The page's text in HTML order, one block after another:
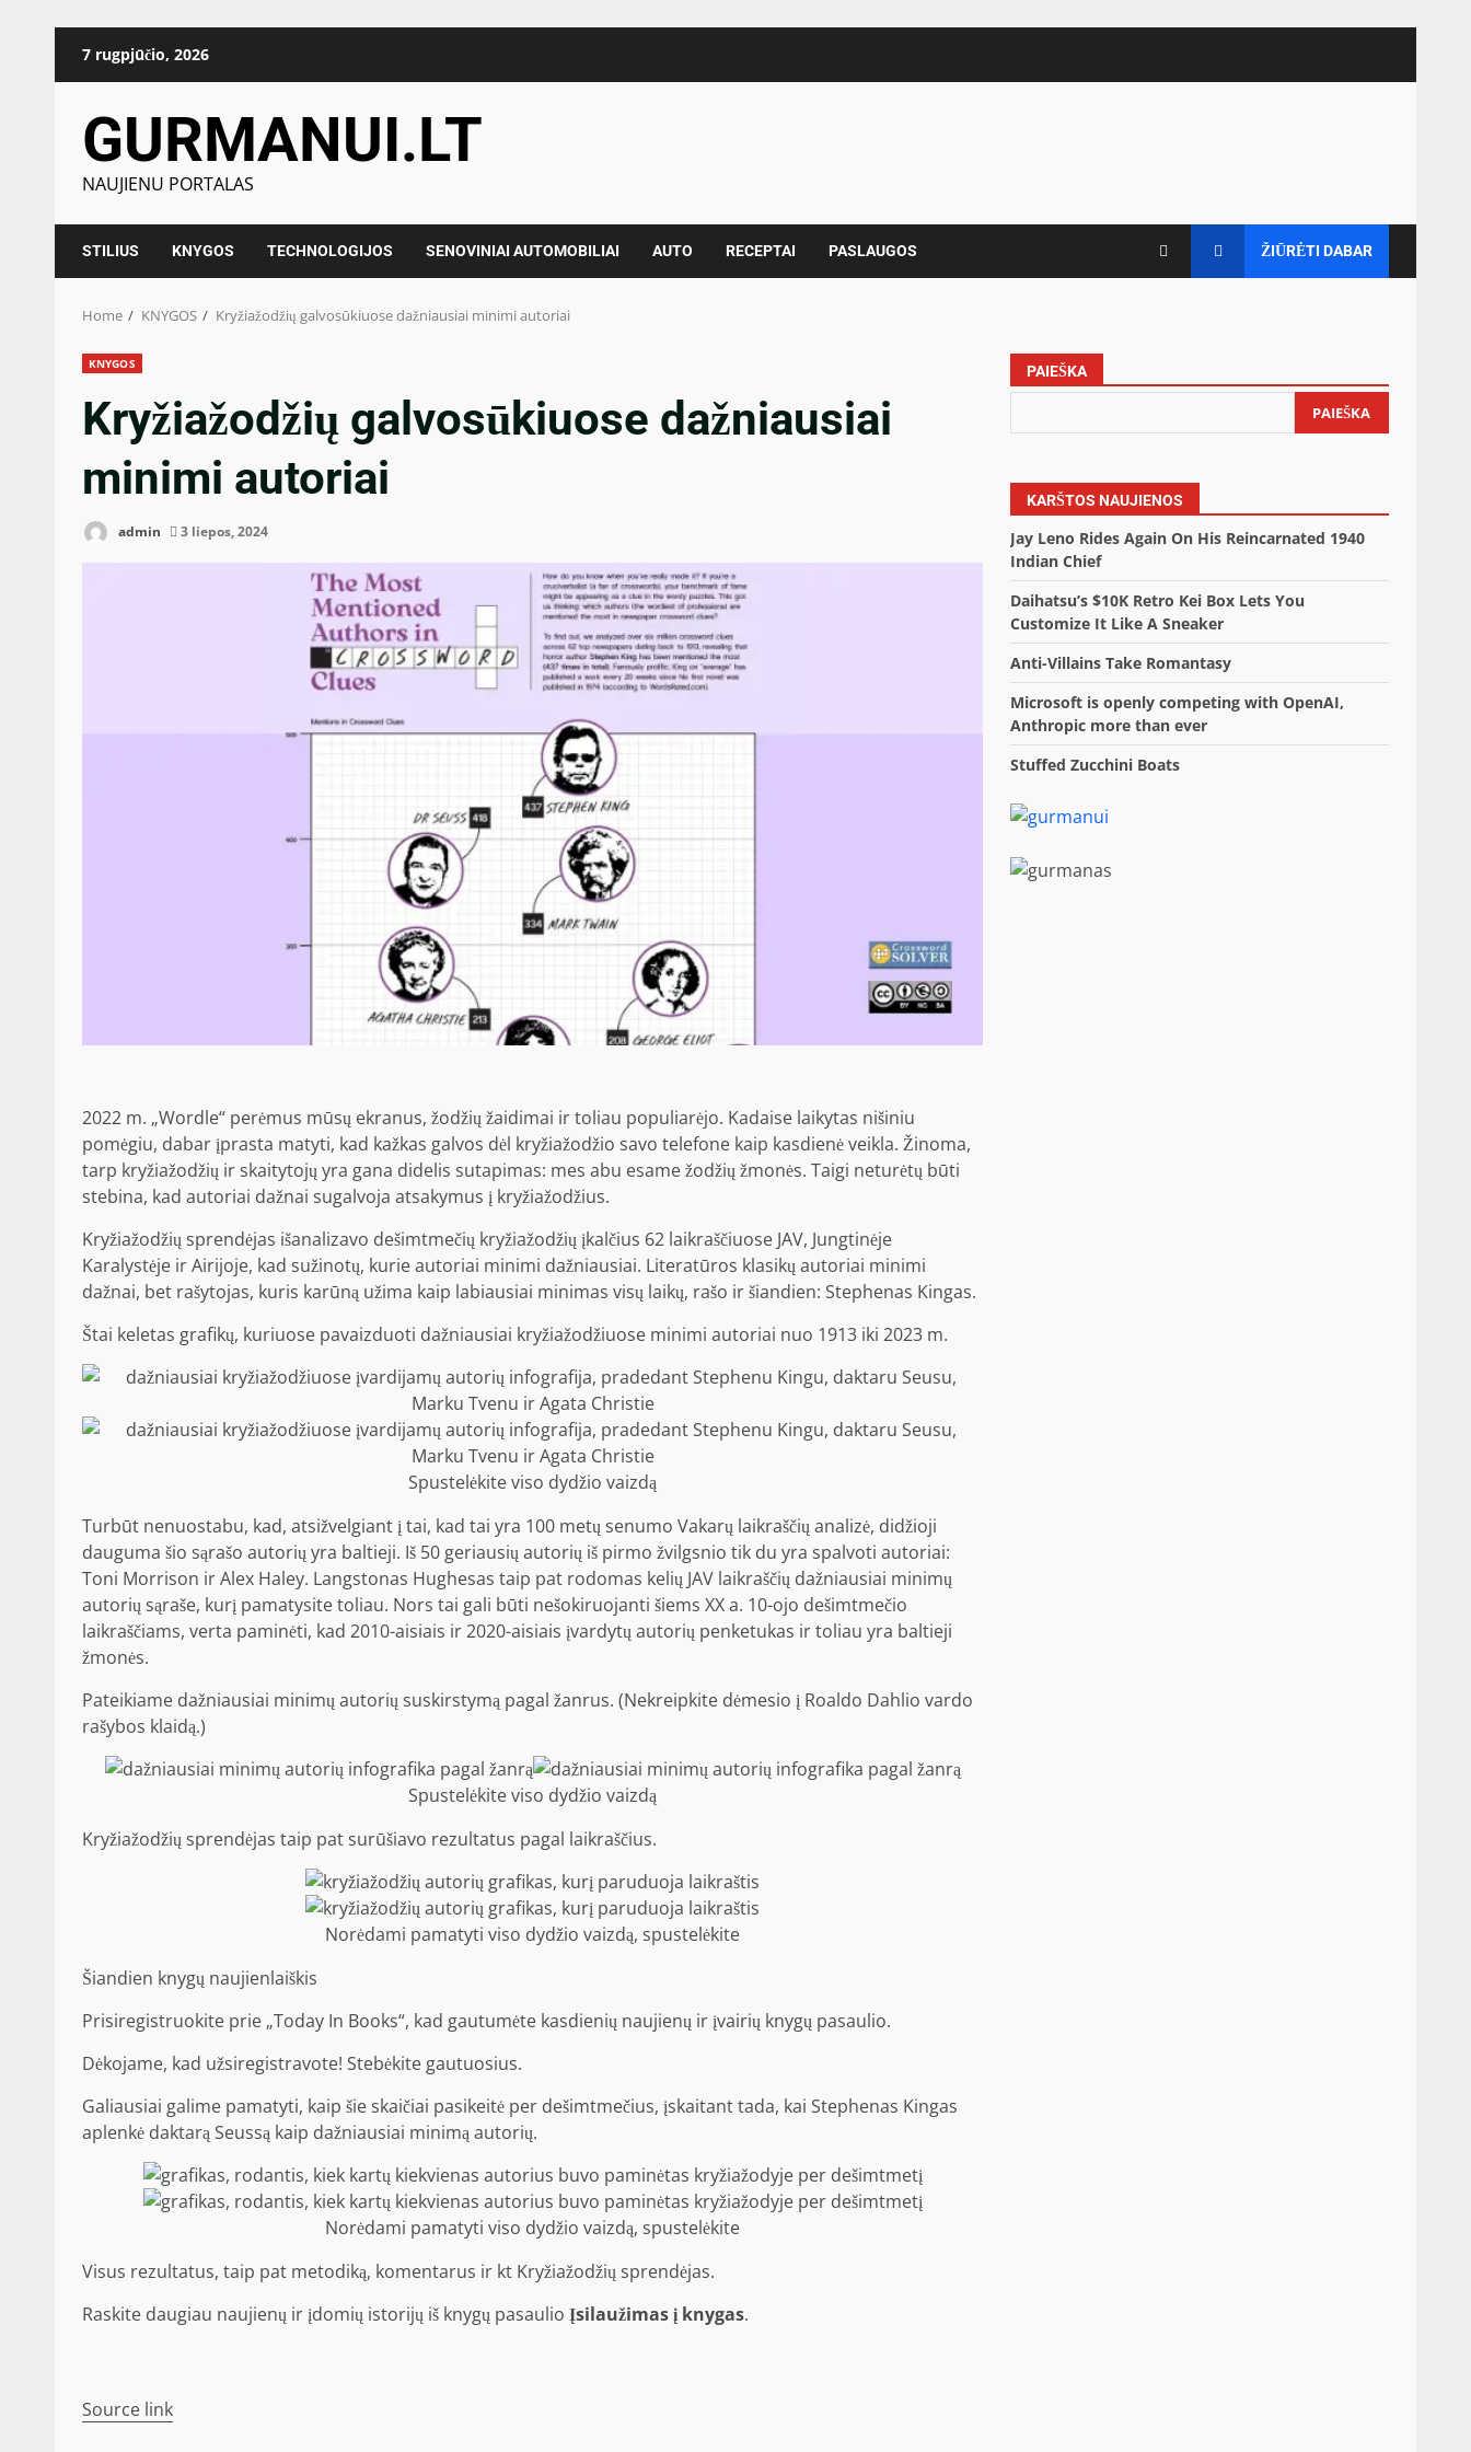
7 rugpjūčio, 2026
GURMANUI.LT
NAUJIENU PORTALAS
STILIUS KNYGOS TECHNOLOGIJOS SENOVINIAI AUTOMOBILIAI AUTO RECEPTAI PASLAUGOS ŽIŪRĖTI DABAR
Home KNYGOS Kryžiažodžių galvosūkiuose dažniausiai minimi autoriai
KNYGOS
Kryžiažodžių galvosūkiuose dažniausiai
minimi autoriai
admin 3 liepos, 2024
2022 m. „Wordle“ perėmus mūsų ekranus, žodžių žaidimai ir toliau populiarėjo. Kadaise laikytas nišiniu
pomėgiu, dabar įprasta matyti, kad kažkas galvos dėl kryžiažodžio savo telefone kaip kasdienė veikla. Žinoma,
tarp kryžiažodžių ir skaitytojų yra gana didelis sutapimas: mes abu esame žodžių žmonės. Taigi neturėtų būti
stebina, kad autoriai dažnai sugalvoja atsakymus į kryžiažodžius.
Kryžiažodžių sprendėjas išanalizavo dešimtmečių kryžiažodžių įkalčius 62 laikraščiuose JAV, Jungtinėje
Karalystėje ir Airijoje, kad sužinotų, kurie autoriai minimi dažniausiai. Literatūros klasikų autoriai minimi
dažnai, bet rašytojas, kuris karūną užima kaip labiausiai minimas visų laikų, rašo ir šiandien: Stephenas Kingas.
Štai keletas grafikų, kuriuose pavaizduoti dažniausiai kryžiažodžiuose minimi autoriai nuo 1913 iki 2023 m.
Spustelėkite viso dydžio vaizdą
Turbūt nenuostabu, kad, atsižvelgiant į tai, kad tai yra 100 metų senumo Vakarų laikraščių analizė, didžioji
dauguma šio sąrašo autorių yra baltieji. Iš 50 geriausių autorių iš pirmo žvilgsnio tik du yra spalvoti autoriai:
Toni Morrison ir Alex Haley. Langstonas Hughesas taip pat rodomas kelių JAV laikraščių dažniausiai minimų
autorių sąraše, kurį pamatysite toliau. Nors tai gali būti nešokiruojanti šiems XX a. 10-ojo dešimtmečio
laikraščiams, verta paminėti, kad 2010-aisiais ir 2020-aisiais įvardytų autorių penketukas ir toliau yra baltieji
žmonės.
Pateikiame dažniausiai minimų autorių suskirstymą pagal žanrus. (Nekreipkite dėmesio į Roaldo Dahlio vardo
rašybos klaidą.)
Spustelėkite viso dydžio vaizdą
Kryžiažodžių sprendėjas taip pat surūšiavo rezultatus pagal laikraščius.
Norėdami pamatyti viso dydžio vaizdą, spustelėkite
Šiandien knygų naujienlaiškis
Prisiregistruokite prie „Today In Books“, kad gautumėte kasdienių naujienų ir įvairių knygų pasaulio.
Dėkojame, kad užsiregistravote! Stebėkite gautuosius.
Galiausiai galime pamatyti, kaip šie skaičiai pasikeitė per dešimtmečius, įskaitant tada, kai Stephenas Kingas
aplenkė daktarą Seussą kaip dažniausiai minimą autorių.
Norėdami pamatyti viso dydžio vaizdą, spustelėkite
Visus rezultatus, taip pat metodiką, komentarus ir kt Kryžiažodžių sprendėjas.
Raskite daugiau naujienų ir įdomių istorijų iš knygų pasaulio Įsilaužimas į knygas.
Source link
PAIEŠKA
PAIEŠKA
KARŠTOS NAUJIENOS
Jay Leno Rides Again On His Reincarnated 1940
Indian Chief
Daihatsu’s $10K Retro Kei Box Lets You
Customize It Like A Sneaker
Anti-Villains Take Romantasy
Microsoft is openly competing with OpenAI,
Anthropic more than ever
Stuffed Zucchini Boats